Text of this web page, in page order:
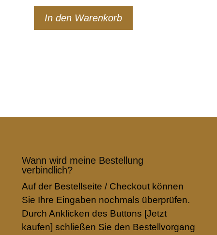
Montag
In den Warenkorb
Wann wird meine Bestellung
verbindlich?
Auf der Bestellseite / Checkout können
Sie Ihre Eingaben nochmals überprüfen.
Durch Anklicken des Buttons [Jetzt
kaufen] schließen Sie den Bestellvorgang